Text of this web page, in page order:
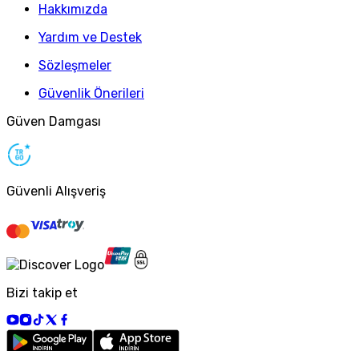
Hakkımızda
Yardım ve Destek
Sözleşmeler
Güvenlik Önerileri
Güven Damgası
Güvenli Alışveriş
Bizi takip et